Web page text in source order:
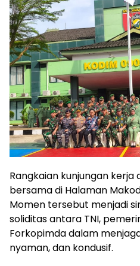
Rangkaian kunjungan
bersama di Halaman
Momen tersebut menjadi
soliditas antara TNI,
Forkopimda dalam
nyaman, dan kondusif.